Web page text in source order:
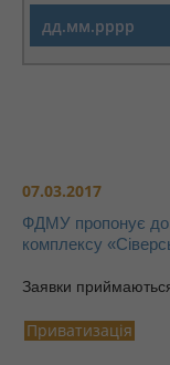
07.03.2017
ФДМУ пропонує до
комплексу
Заявки
Приватизація